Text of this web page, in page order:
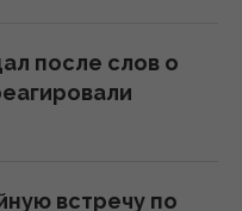
монету в
к
после слов о
встречу по